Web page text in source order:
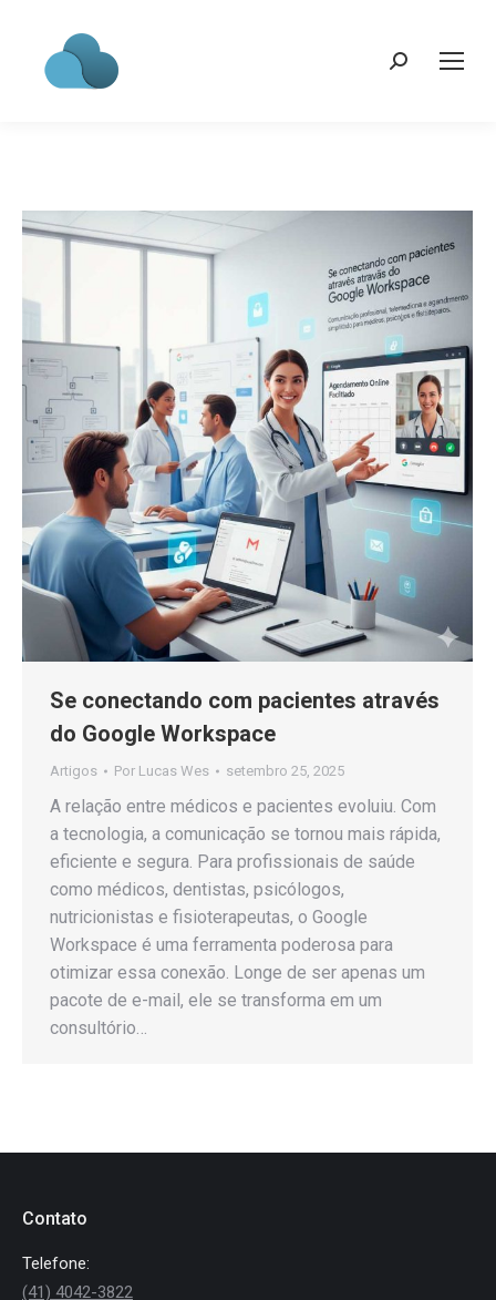
Search:
Se conectando com pacientes através
do Google Workspace
Artigos Por Lucas Wes setembro 25, 2025
A relação entre médicos e pacientes evoluiu. Com
a tecnologia, a comunicação se tornou mais rápida,
eficiente e segura. Para profissionais de saúde
como médicos, dentistas, psicólogos,
nutricionistas e fisioterapeutas, o Google
Workspace é uma ferramenta poderosa para
otimizar essa conexão. Longe de ser apenas um
pacote de e-mail, ele se transforma em um
consultório…
Contato
Telefone:
(41) 4042-3822